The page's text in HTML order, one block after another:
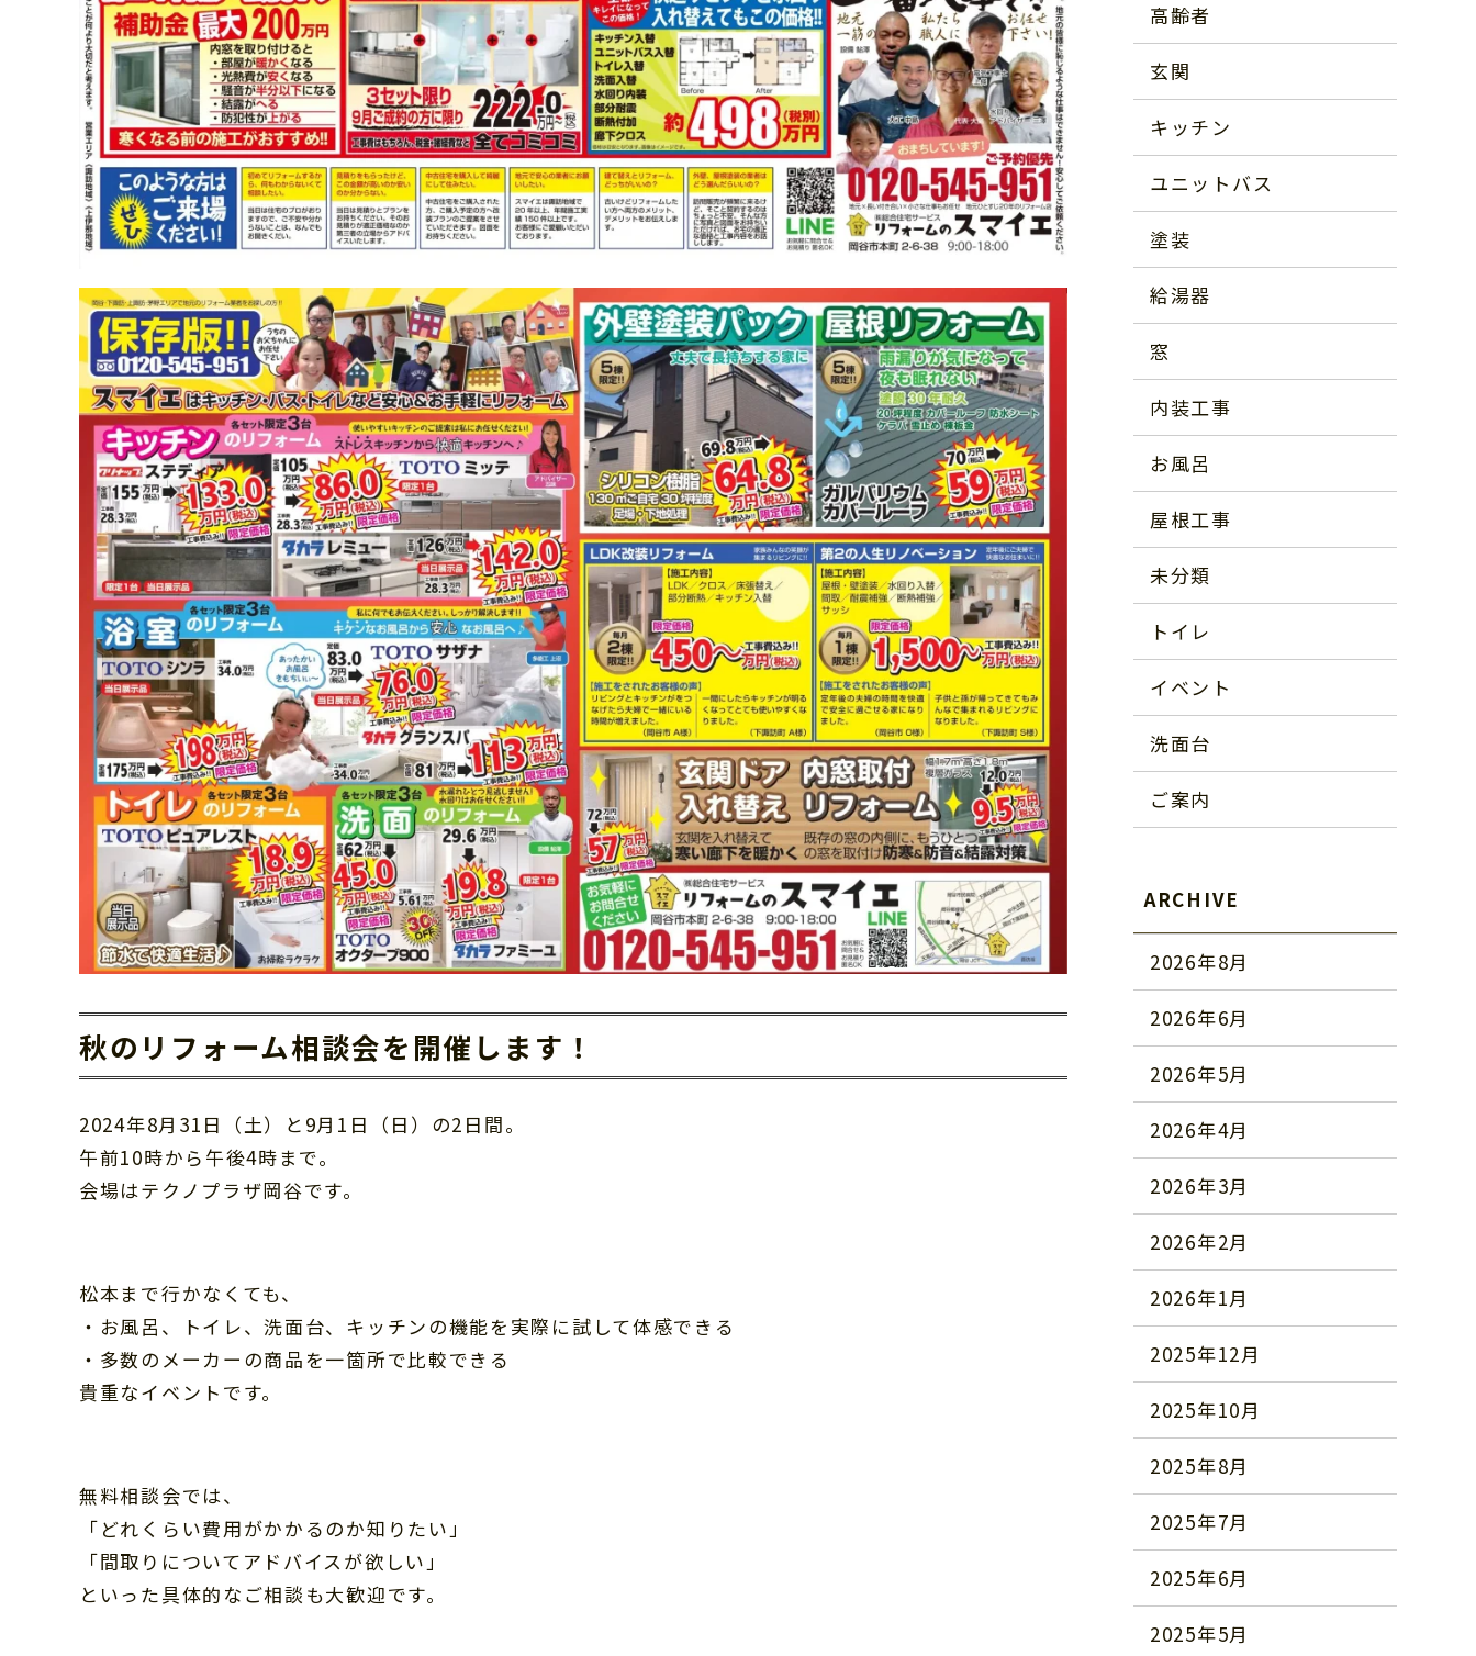
秋のリフォーム相談会を開催します！
2024年8月31日（土）と9月1日（日）の2日間。
午前10時から午後4時まで。
会場はテクノプラザ岡谷です。
松本まで行かなくても、
・お風呂、トイレ、洗面台、キッチンの機能を実際に試して体感できる
・多数のメーカーの商品を一箇所で比較できる
貴重なイベントです。
無料相談会では、
「どれくらい費用がかかるのか知りたい」
「間取りについてアドバイスが欲しい」
といった具体的なご相談も大歓迎です。
高齢者
玄関
キッチン
ユニットバス
塗装
給湯器
窓
内装工事
お風呂
屋根工事
未分類
トイレ
イベント
洗面台
ご案内
ARCHIVE
2026年8月
2026年6月
2026年5月
2026年4月
2026年3月
2026年2月
2026年1月
2025年12月
2025年10月
2025年8月
2025年7月
2025年6月
2025年5月